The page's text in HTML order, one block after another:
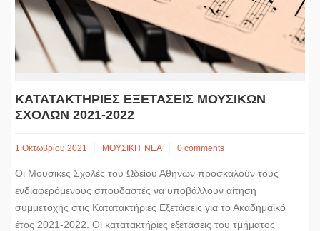
e
r
n
ΚΑΤΑΤΑΚΤΗΡΙΕΣ ΕΞΕΤΑΣΕΙΣ ΜΟΥΣΙΚΩΝ
ΣΧΟΛΩΝ 2021-2022
1 Οκτωβρίου 2021 ΜΟΥΣΙΚΗ ΝΕΑ 0 comments
Οι Μουσικές Σχολές του Ωδείου Αθηνών προσκαλούν τους
ενδιαφερόμενους σπουδαστές να υποβάλλουν αίτηση
συμμετοχής στις Κατατακτήριες Εξετάσεις για το Ακαδημαϊκό
έτος 2021-2022. Οι κατατακτήριες εξετάσεις του τμήματος